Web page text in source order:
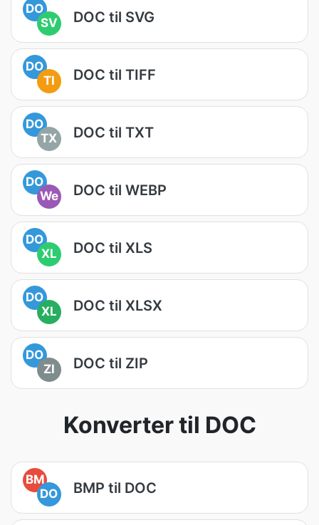
DO
SV
DOC til SVG
DO
TI
DOC til TIFF
DO
TX
DOC til TXT
DO
We
DOC til WEBP
DO
XL
DOC til XLS
DO
XL
DOC til XLSX
DO
ZI
DOC til ZIP
Konverter til DOC
BM
DO
BMP til DOC